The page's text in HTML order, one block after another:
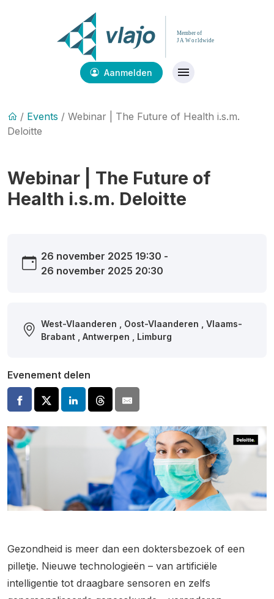
Aanmelden
/ Events / Webinar | The Future of Health i.s.m.
Deloitte
Webinar | The Future of
Health i.s.m. Deloitte
26 november 2025 19:30 -
26 november 2025 20:30
West-Vlaanderen , Oost-Vlaanderen , Vlaams-
Brabant , Antwerpen , Limburg
Evenement delen
Gezondheid is meer dan een doktersbezoek of een
pilletje. Nieuwe technologieën – van artificiële
intelligentie tot draagbare sensoren en zelfs